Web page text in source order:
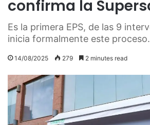
confirma la
Es la primera EPS, de las 9
inicia formalmente este proceso.
14/08/2025 279 2 minutes read